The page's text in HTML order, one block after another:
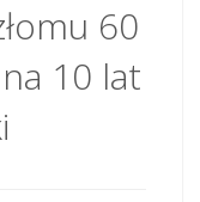
60
10 lat